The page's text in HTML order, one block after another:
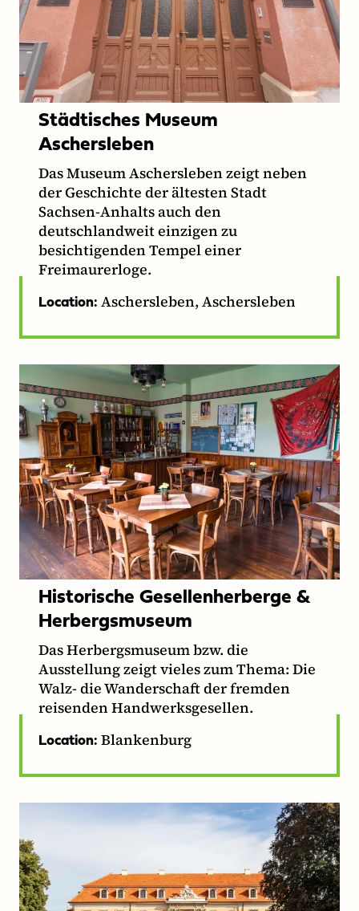
Städtisches Museum
Aschersleben
Das Museum Aschersleben zeigt neben
der Geschichte der ältesten Stadt
Sachsen-Anhalts auch den
deutschlandweit einzigen zu
besichtigenden Tempel einer
Freimaurerloge.
Location: Aschersleben, Aschersleben
Historische Gesellenherberge &
Herbergsmuseum
Das Herbergsmuseum bzw. die
Ausstellung zeigt vieles zum Thema: Die
Walz- die Wanderschaft der fremden
reisenden Handwerksgesellen.
Location: Blankenburg